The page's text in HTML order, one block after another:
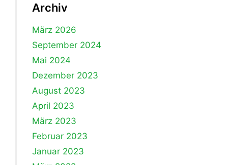
Archiv
März 2026
September 2024
Mai 2024
Dezember 2023
August 2023
April 2023
März 2023
Februar 2023
Januar 2023